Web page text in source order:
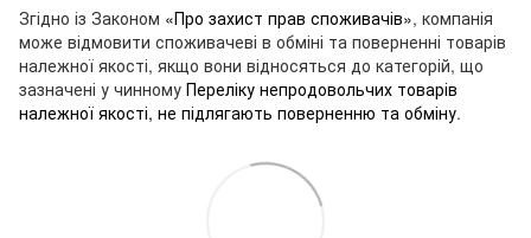
Згідно із Законом «Про захист прав споживачів», компанія
може відмовити споживачеві в обміні та поверненні товарів
належної якості, якщо вони відносяться до категорій, що
зазначені у чинному Переліку непродовольчих товарів
належної якості, не підлягають поверненню та обміну.